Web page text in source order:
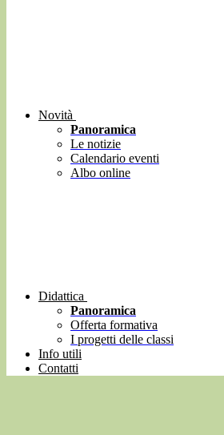
Novità
Panoramica
Le notizie
Calendario eventi
Albo online
Didattica
Panoramica
Offerta formativa
I progetti delle classi
Info utili
Contatti